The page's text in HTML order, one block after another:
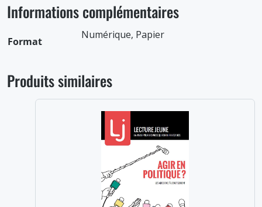
Informations complémentaires
Format
Numérique, Papier
Produits similaires